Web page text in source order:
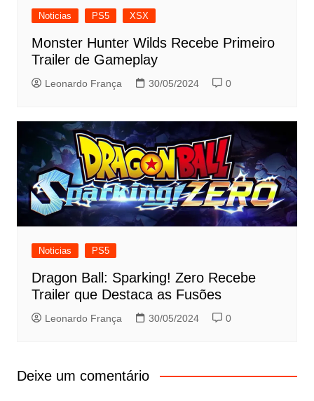
Noticias PS5 XSX
Monster Hunter Wilds Recebe Primeiro
Trailer de Gameplay
Leonardo França 30/05/2024 0
Noticias PS5
Dragon Ball: Sparking! Zero Recebe
Trailer que Destaca as Fusões
Leonardo França 30/05/2024 0
Deixe um comentário